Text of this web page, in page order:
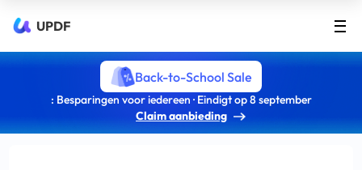
UPDF
Back-to-School Sale
: Besparingen voor iedereen · Eindigt op 8 september
Claim aanbieding